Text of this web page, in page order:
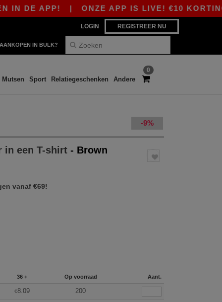
DE APP!| ONZE APP IS LIVE! €10 KORTING
LOGIN REGISTREER NU
AANKOPEN IN BULK?
0
Mutsen Sport Relatiegeschenken Andere
-9%
in een T-shirt - Brown
vanaf €69!
36 + Op voorraad Aant.
€8.09 200